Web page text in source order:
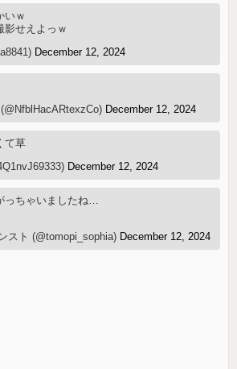
いｗ
影せえよっｗ
December 12, 2024
December 12, 2024
て草
December 12, 2024
っちゃいましたね…
スト (@tomopi_sophia) December 12, 2024